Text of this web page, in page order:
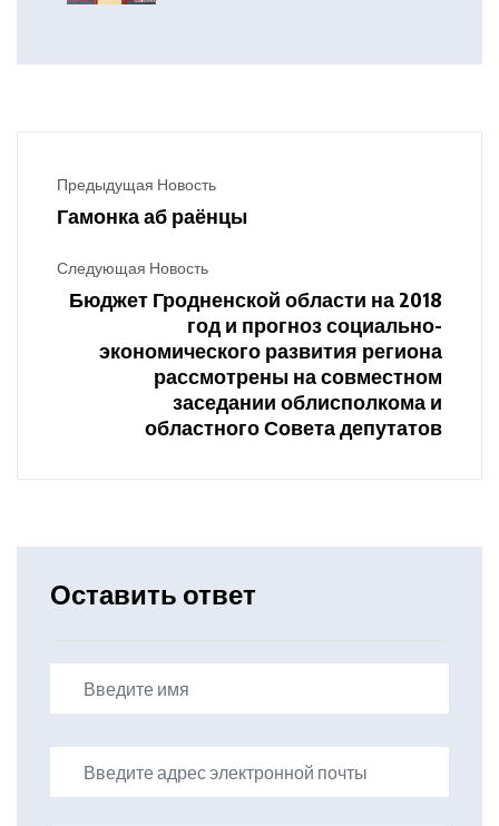
Предыдущая Новость
Гамонка аб раёнцы
Следующая Новость
Бюджет Гродненской области на 2018
год и прогноз социально-
экономического развития региона
рассмотрены на совместном
заседании облисполкома и
областного Совета депутатов
Оставить ответ